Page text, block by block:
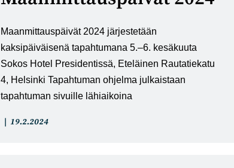
Maanmittauspäivät 2024 järjestetään
kaksipäiväisenä tapahtumana 5.–6. kesäkuuta
Sokos Hotel Presidentissä, Eteläinen Rautatiekatu
4, Helsinki Tapahtuman ohjelma julkaistaan
tapahtuman sivuille lähiaikoina
Artikkelin
Artikkeli
19.2.2024